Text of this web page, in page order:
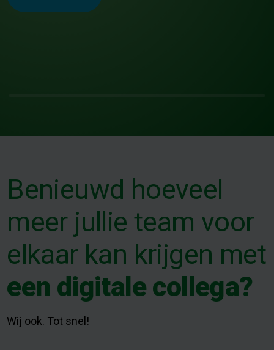
Benieuwd hoeveel
meer jullie team voor
elkaar kan krijgen met
een digitale collega?
Wij ook. Tot snel!